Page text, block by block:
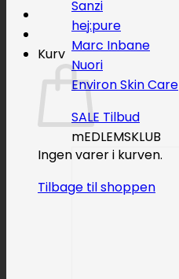
Kurv
Ingen varer i kurven.
Tilbage til shoppen
Sanzi
hej:pure
Marc Inbane
Nuori
Environ Skin Care
SALE
mEDLEMSKLUB